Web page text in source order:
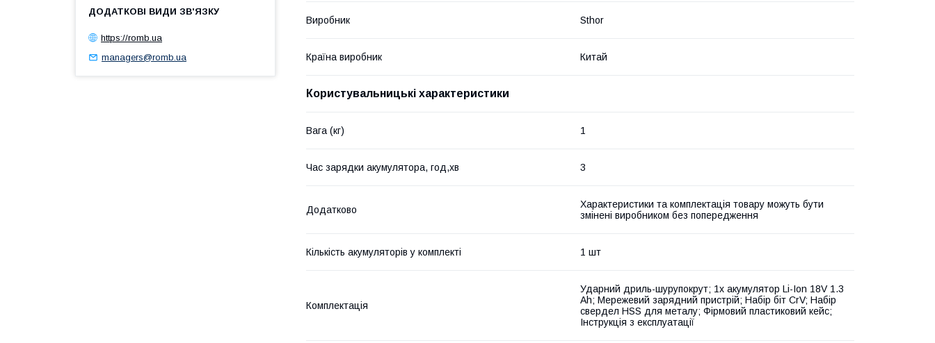
Виробник Sthor
Країна виробник Китай
Користувальницькі характеристики
Вага (кг) 1
Час зарядки акумулятора, год,хв 3
Додатково
Характеристики та комплектація товару можуть бути
змінені виробником без попередження
Кількість акумуляторів у комплекті 1 шт
Комплектація
Ударний дриль-шурупокрут; 1x акумулятор Li-Ion 18V 1.3
Ah; Мережевий зарядний пристрій; Набір біт CrV; Набір
свердел HSS для металу; Фірмовий пластиковий кейс;
Інструкція з експлуатації
https://romb.ua
managers@romb.ua